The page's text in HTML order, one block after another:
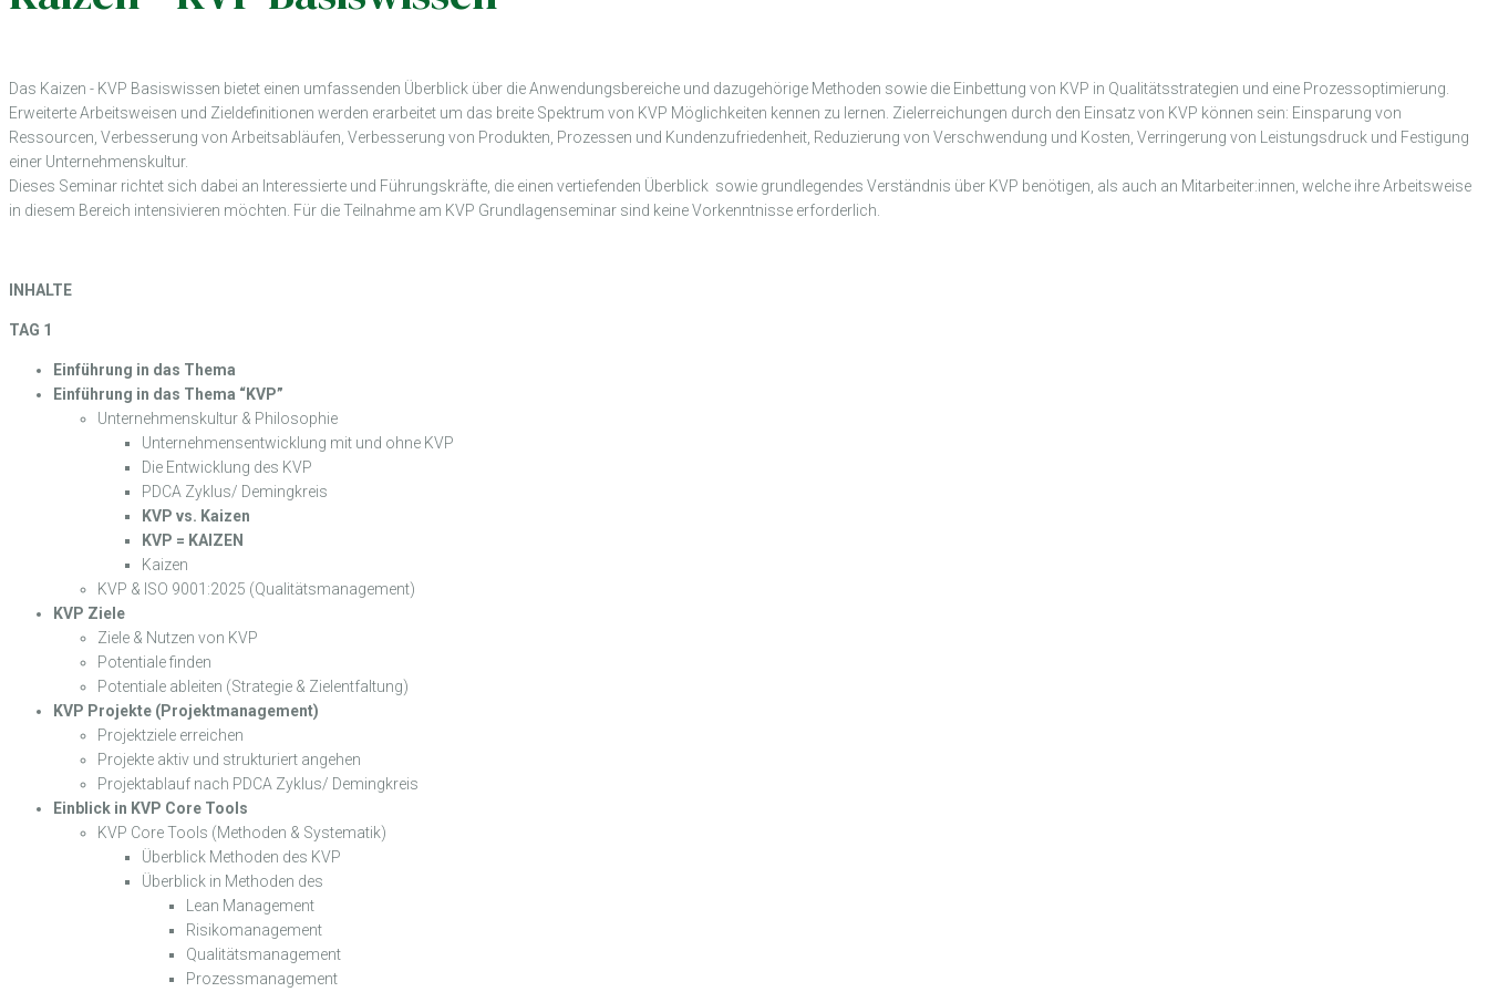
Das Kaizen - KVP Basiswissen bietet einen umfassenden Überblick über die Anwendungsbereiche und dazugehörige Methoden sowie die Einbettung von KVP in Qualitätsstrategien und eine Prozessoptimierung.
Erweiterte Arbeitsweisen und Zieldefinitionen werden erarbeitet um das breite Spektrum von KVP Möglichkeiten kennen zu lernen. Zielerreichungen durch den Einsatz von KVP können sein: Einsparung von
Ressourcen, Verbesserung von Arbeitsabläufen, Verbesserung von Produkten, Prozessen und Kundenzufriedenheit, Reduzierung von Verschwendung und Kosten, Verringerung von Leistungsdruck und Festigung
einer Unternehmenskultur.
Dieses Seminar richtet sich dabei an Interessierte und Führungskräfte, die einen vertiefenden Überblick sowie grundlegendes Verständnis über KVP benötigen, als auch an Mitarbeiter:innen, welche ihre Arbeitsweise
in diesem Bereich intensivieren möchten. Für die Teilnahme am KVP Grundlagenseminar sind keine Vorkenntnisse erforderlich.
INHALTE
TAG 1
Einführung in das Thema
Einführung in das Thema “KVP”
Unternehmenskultur & Philosophie
Unternehmensentwicklung mit und ohne KVP
Die Entwicklung des KVP
PDCA Zyklus/ Demingkreis
KVP vs. Kaizen
KVP = KAIZEN
Kaizen
KVP & ISO 9001:2025 (Qualitätsmanagement)
KVP Ziele
Ziele & Nutzen von KVP
Potentiale finden
Potentiale ableiten (Strategie & Zielentfaltung)
KVP Projekte (Projektmanagement)
Projektziele erreichen
Projekte aktiv und strukturiert angehen
Projektablauf nach PDCA Zyklus/ Demingkreis
Einblick in KVP Core Tools
KVP Core Tools (Methoden & Systematik)
Überblick Methoden des KVP
Überblick in Methoden des
Lean Management
Risikomanagement
Qualitätsmanagement
Prozessmanagement